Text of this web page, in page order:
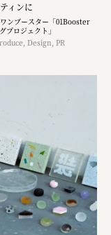
ィンに
ンブースター「01Booster
プロジェクト」
Design, PR